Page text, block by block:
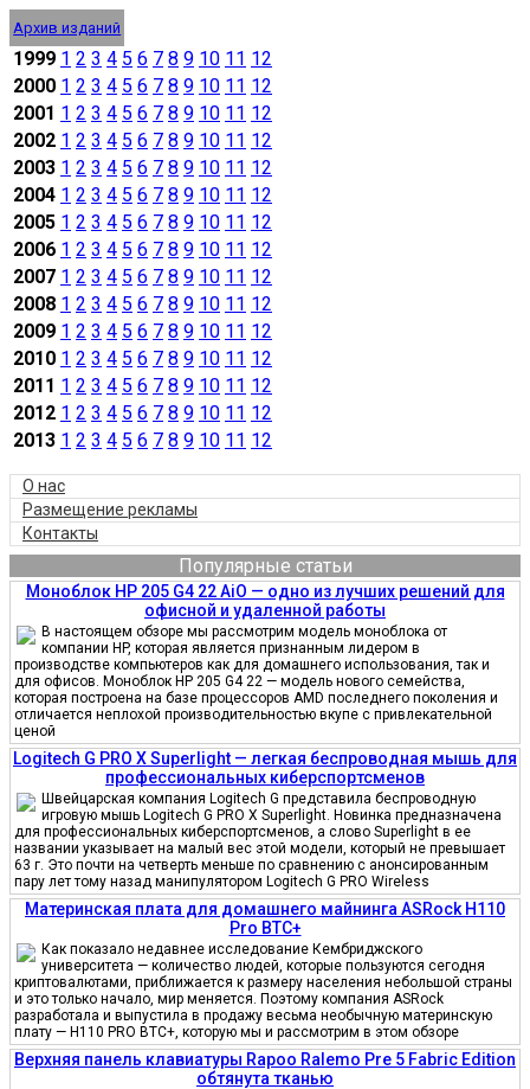
Архив изданий
1999 1 2 3 4 5 6 7 8 9 10 11 12
2000 1 2 3 4 5 6 7 8 9 10 11 12
2001 1 2 3 4 5 6 7 8 9 10 11 12
2002 1 2 3 4 5 6 7 8 9 10 11 12
2003 1 2 3 4 5 6 7 8 9 10 11 12
2004 1 2 3 4 5 6 7 8 9 10 11 12
2005 1 2 3 4 5 6 7 8 9 10 11 12
2006 1 2 3 4 5 6 7 8 9 10 11 12
2007 1 2 3 4 5 6 7 8 9 10 11 12
2008 1 2 3 4 5 6 7 8 9 10 11 12
2009 1 2 3 4 5 6 7 8 9 10 11 12
2010 1 2 3 4 5 6 7 8 9 10 11 12
2011 1 2 3 4 5 6 7 8 9 10 11 12
2012 1 2 3 4 5 6 7 8 9 10 11 12
2013 1 2 3 4 5 6 7 8 9 10 11 12
О нас
Размещение рекламы
Контакты
Популярные статьи
Моноблок HP 205 G4 22 AiO — одно из лучших решений для
офисной и удаленной работы
В настоящем обзоре мы рассмотрим модель моноблока от
компании HP, которая является признанным лидером в
производстве компьютеров как для домашнего использования, так и
для офисов. Моноблок HP 205 G4 22 — модель нового семейства,
которая построена на базе процессоров AMD последнего поколения и
отличается неплохой производительностью вкупе с привлекательной
ценой
Logitech G PRO X Superlight — легкая беспроводная мышь для
профессиональных киберспортсменов
Швейцарская компания Logitech G представила беспроводную
игровую мышь Logitech G PRO X Superlight. Новинка предназначена
для профессиональных киберспортсменов, а слово Superlight в ее
названии указывает на малый вес этой модели, который не превышает
63 г. Это почти на четверть меньше по сравнению с анонсированным
пару лет тому назад манипулятором Logitech G PRO Wireless
Материнская плата для домашнего майнинга ASRock H110
Pro BTC+
Как показало недавнее исследование Кембриджского
университета — количество людей, которые пользуются сегодня
криптовалютами, приближается к размеру населения небольшой страны
и это только начало, мир меняется. Поэтому компания ASRock
разработала и выпустила в продажу весьма необычную материнскую
плату — H110 PRO BTC+, которую мы и рассмотрим в этом обзоре
Верхняя панель клавиатуры Rapoo Ralemo Pre 5 Fabric Edition
обтянута тканью